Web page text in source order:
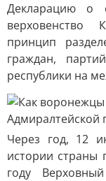
Декларацию о
верховенство
принцип
граждан,
республики на
Через год, 12
истории страны
году